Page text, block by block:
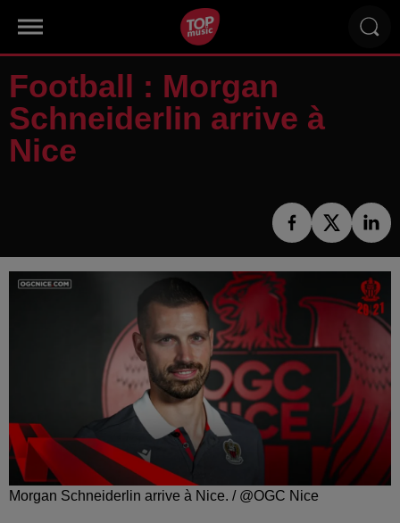
Football : Morgan
Schneiderlin arrive à
Nice
Morgan Schneiderlin arrive à Nice. / @OGC Nice